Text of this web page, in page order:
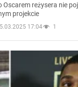
reżysera nie
projekcie
17:04 1